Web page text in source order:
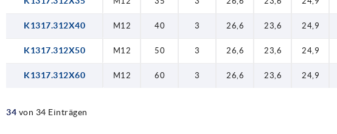
K1317.312X40 M12 40 3 26,6 23,6 24,9
K1317.312X50 M12 50 3 26,6 23,6 24,9
K1317.312X60 M12 60 3 26,6 23,6 24,9
34 von 34 Einträgen